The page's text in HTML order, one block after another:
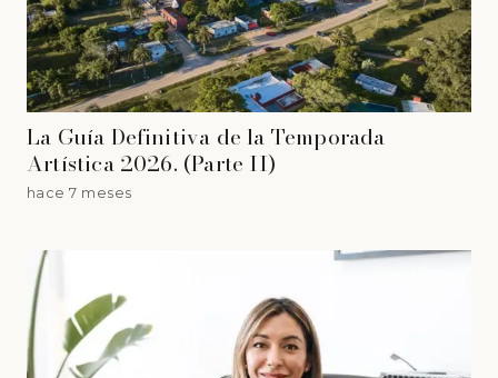
La Guía Definitiva de la Temporada
Artística 2026. (Parte II)
hace 7 meses